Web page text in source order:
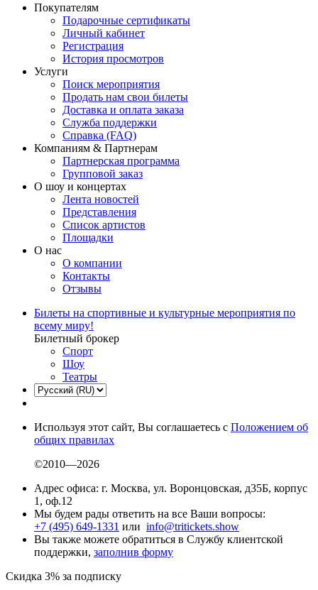
Покупателям
Подарочные сертификаты
Личный кабинет
Регистрация
История просмотров
Услуги
Поиск мероприятия
Продать нам свои билеты
Доставка и оплата заказа
Служба поддержки
Справка (FAQ)
Компаниям & Партнерам
Партнерская программа
Групповой заказ
О шоу и концертах
Лента новостей
Представления
Список артистов
Площадки
О нас
О компании
Контакты
Отзывы
Билеты на спортивные и культурные мероприятия по
всему миру!
Билетный брокер
Спорт
Шоу
Театры
Используя этот сайт, Вы соглашаетесь с Положением об
общих правилах
©2010—2026
Адрес офиса: г. Москва, ул. Воронцовская, д35Б, корпус
1, оф.12
Мы будем рады ответить на все Ваши вопросы:
+7 (495) 649-1331 или info@tritickets.show
Вы также можете обратиться в Службу клиентской
поддержки, заполнив форму
Скидка 3% за подписку